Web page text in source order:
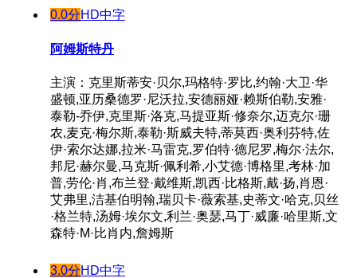
0.0分HD中字
阿姆斯特丹
主演：克里斯蒂安·贝尔,玛格特·罗比,约翰·大卫·华
盛顿,亚历桑德罗·尼沃拉,安德丽娅·赖斯伯勒,安雅·
泰勒-乔伊,克里斯·洛克,马提亚斯·修奈尔,迈克尔·珊
农,麦克·梅尔斯,泰勒·斯威夫特,蒂莫西·奥利芬特,佐
伊·索尔达娜,拉米·马雷克,罗伯特·德尼罗,梅尔·法尔,
邦尼·赫尔曼,马克斯·佩利希,小艾德·博格里,考林·加
普,劳伦·肖,布兰登·戴维斯,凯西·比格斯,戴·扬,肖恩·
艾弗里,洁基伯明翰,瑞贝卡·薇索基,史蒂文·哈克,贝丝
·格兰特,汤姆·埃尔文,利兰·奥瑟,马丁·威廉·哈里斯,文
森特·M·比肖内,詹姆斯
3.0分HD中字